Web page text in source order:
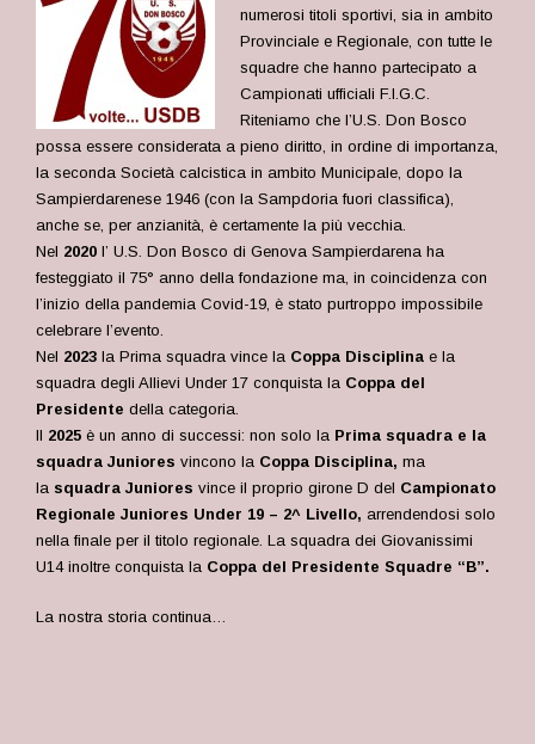
numerosi titoli sportivi, sia in ambito
Provinciale e Regionale, con tutte le
squadre che hanno partecipato a
Campionati ufficiali F.I.G.C.
Riteniamo che l’U.S. Don Bosco
possa essere considerata a pieno diritto, in ordine di importanza,
la seconda Società calcistica in ambito Municipale, dopo la
Sampierdarenese 1946 (con la Sampdoria fuori classifica),
anche se, per anzianità, è certamente la più vecchia.
Nel 2020 l’ U.S. Don Bosco di Genova Sampierdarena ha
festeggiato il 75° anno della fondazione ma, in coincidenza con
l’inizio della pandemia Covid-19, è stato purtroppo impossibile
celebrare l’evento.
Nel 2023 la Prima squadra vince la Coppa Disciplina e la
squadra degli Allievi Under 17 conquista la Coppa del
Presidente della categoria.
Il 2025 è un anno di successi: non solo la Prima squadra e la
squadra Juniores vincono la Coppa Disciplina, ma
la squadra Juniores vince il proprio girone D del Campionato
Regionale Juniores Under 19 – 2^ Livello, arrendendosi solo
nella finale per il titolo regionale. La squadra dei Giovanissimi
U14 inoltre conquista la Coppa del Presidente Squadre “B”.
La nostra storia continua…